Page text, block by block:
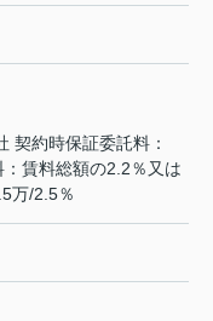
契約時保証委託料：
賃料総額の2.2％又は
万/2.5％